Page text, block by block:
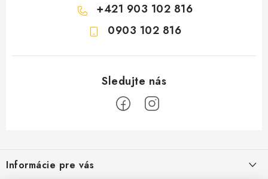
+421 903 102 816
0903 102 816
pInformácie pre vás